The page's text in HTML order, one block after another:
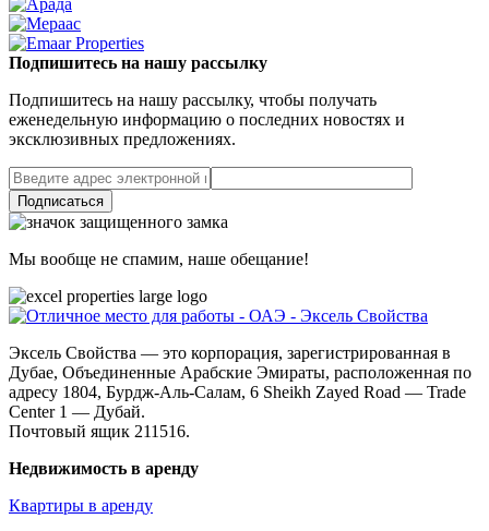
Подпишитесь на нашу рассылку
Подпишитесь на нашу рассылку, чтобы получать
еженедельную информацию о последних новостях и
эксклюзивных предложениях.
Подписаться
Мы вообще не спамим, наше обещание!
Эксель Свойства — это корпорация, зарегистрированная в
Дубае, Объединенные Арабские Эмираты, расположенная по
адресу 1804, Бурдж-Аль-Салам, 6 Sheikh Zayed Road — Trade
Center 1 — Дубай.
Почтовый ящик 211516.
Недвижимость в аренду
Квартиры в аренду